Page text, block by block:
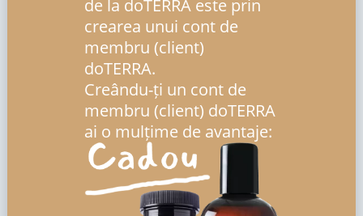
de la doTERRA este prin
crearea unui cont de
membru (client)
doTERRA.
Creându-ți un cont de
membru (client) doTERRA
ai o mulțime de avantaje: